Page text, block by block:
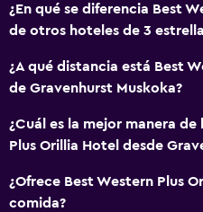
Sauna
Comedor
Restaurante
Bar/lounge
¿En qué se diferencia Best
de otros hoteles de 3
¿A qué distancia está Best
de Gravenhurst Muskoka?
¿Cuál es la mejor manera
Plus Orillia Hotel desde
¿Ofrece Best Western Plus
comida?